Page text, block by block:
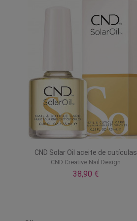
CND Solar Oil aceite de cutículas
CND Creative Nail Design
38,90 €